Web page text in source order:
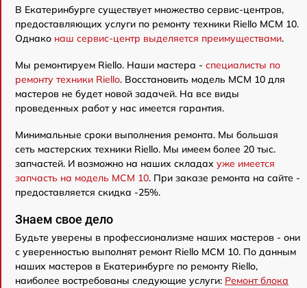
В Екатеринбурге существует множество сервис-центров,
предоставляющих услуги по ремонту техники Riello MCM 10.
Однако наш сервис-центр выделяется преимуществами.
Мы ремонтируем Riello. Наши мастера - специалисты по
ремонту техники Riello. Восстановить модель MCM 10 для
мастеров не будет новой задачей. На все виды
проведенных работ у нас имеется гарантия.
Минимальные сроки выполнения ремонта. Мы большая
сеть мастерских техники Riello. Мы имеем более 20 тыс.
запчастей. И возможно на наших складах уже имеется
запчасть на модель MCM 10. При заказе ремонта на сайте -
предоставляется скидка -25%.
Знаем свое дело
Будьте уверены в профессионализме наших мастеров - они
с уверенностью выполнят ремонт Riello MCM 10. По данным
наших мастеров в Екатеринбурге по ремонту Riello,
наиболее востребованы следующие услуги: Ремонт блока